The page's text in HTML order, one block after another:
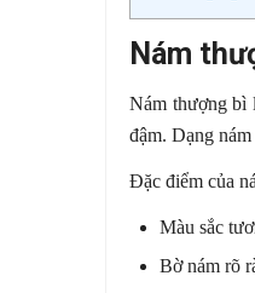
Nám
Nám thượng bì
đậm. Dạng
Đặc điểm của
Màu sắc
Bờ nám rõ